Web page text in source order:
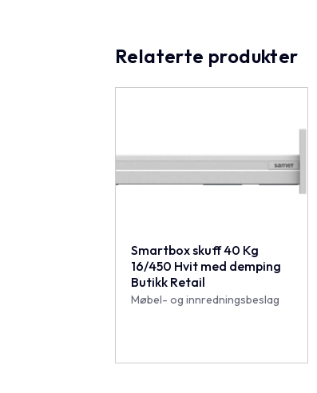
Relaterte produkter
Smartbox skuff 40 Kg
16/450 Hvit med demping
Butikk Retail
Møbel- og innredningsbeslag